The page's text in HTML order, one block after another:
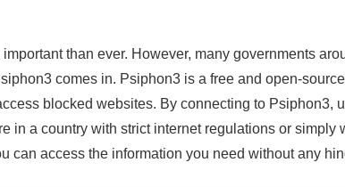
than ever. However, many governments
comes in. Psiphon3 is a free and open-
blocked websites. By connecting to Psiphon3,
in a country with strict internet regulations or
can access the information you need without any